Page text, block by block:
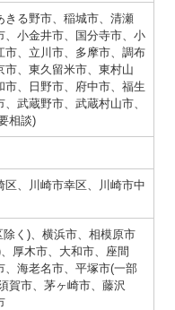
きる野市、稲城市、清瀬
、小金井市、国分寺市、小
市、立川市、多摩市、調布
市、東久留米市、東村山
市、日野市、府中市、福生
、武蔵野市、武蔵村山市、
相談)
区、川崎市幸区、川崎市中
除く)、横浜市、相模原市
厚木市、大和市、座間
、海老名市、平塚市(一部
賀市、茅ヶ崎市、藤沢